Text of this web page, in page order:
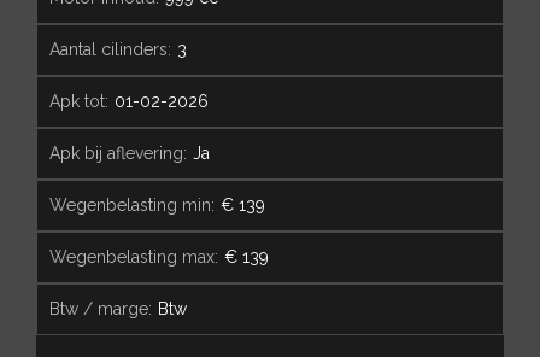
aantal cilinders: 3
apk tot: 01-02-2026
apk bij aflevering: Ja
wegenbelasting min: € 139
wegenbelasting max: € 139
btw / marge: Btw